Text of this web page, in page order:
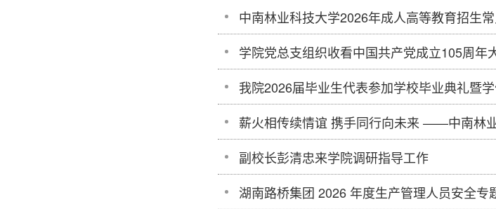
中南林业科技大学2026年成人高等教育招生
学院党总支组织收看中国共产党成立105周年
我院2026届毕业生代表参加学校毕业典礼暨
薪火相传续情谊 携手同行向未来 ——中南林
副校长彭清忠来学院调研指导工作
湖南路桥集团 2026 年度生产管理人员安全专